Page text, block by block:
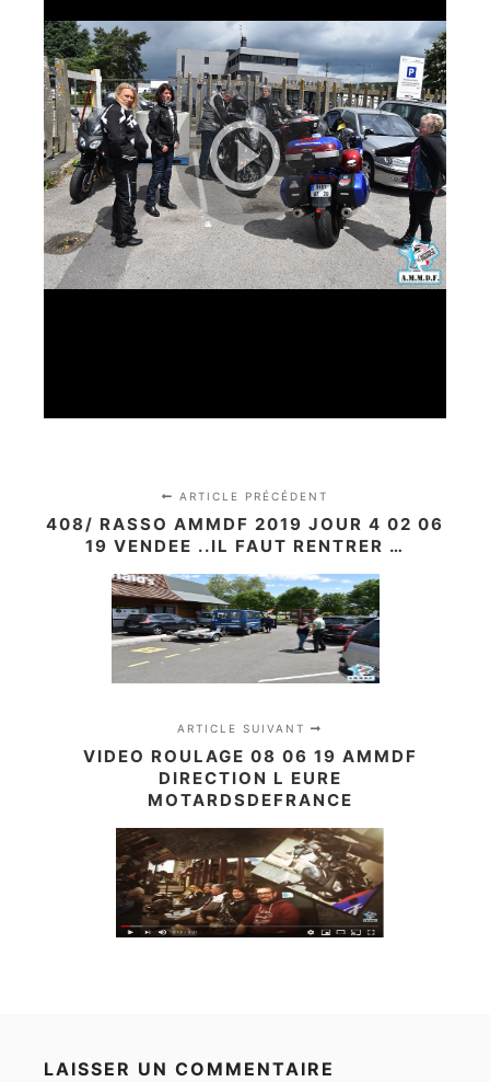
ARTICLE PRÉCÉDENT
408/ RASSO AMMDF 2019 JOUR 4 02 06
19 VENDEE ..IL FAUT RENTRER …
ARTICLE SUIVANT
VIDEO ROULAGE 08 06 19 AMMDF
DIRECTION L EURE
MOTARDSDEFRANCE
LAISSER UN COMMENTAIRE